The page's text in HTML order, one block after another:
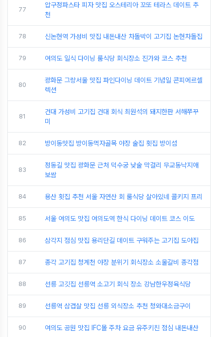
77
압구정파스타 피자 맛집 오스테리아 꼬또 테라스 데이트 추
천
78 신논현역 가성비 맛집 내돈내산 차돌박이 고기집 논현차돌집
79 여의도 일식 다이닝 룸식당 회식장소 진가와 코스 추천
80
광화문 그랑서울 맛집 파인다이닝 데이트 기념일 콘피에르셀
렉션
81
건대 가성비 고기집 건대 회식 최원석의 돼지한판 서해쭈꾸
미
82 방이동맛집 방이동먹자골목 야장 술집 횟집 방이섬
83
정동길 맛집 광화문 근처 덕수궁 낮술 막걸리 무교동낙지애
보쌈
84 용산 횟집 추천 서울 자연산 회 룸식당 살아있네 콜키지 프리
85 서울 여의도 맛집 여의도역 한식 다이닝 데이트 코스 이도
86 삼각지 점심 맛집 용리단길 데이트 구워주는 고기집 도야집
87 종각 고기집 청계천 야장 분위기 회식장소 소울갈비 종각점
88 선릉 고깃집 선릉역 소고기 회식 장소 강남한우정육식당
89 선릉역 삼겹살 맛집 선릉 외식장소 추천 청와대소금구이
90 여의도 공원 맛집 IFC몰 주차 요금 유주키친 점심 내돈내산